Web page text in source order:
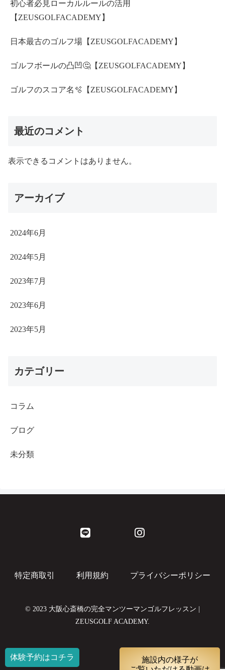
初心者必見ローカルルールの活用
【ZEUSGOLFACADEMY】
日本最古のゴルフ場【ZEUSGOLFACADEMY】
ゴルフボールの凸凹🤔【ZEUSGOLFACADEMY】
ゴルフのスコア名🫧【ZEUSGOLFACADEMY】
最近のコメント
表示できるコメントはありません。
アーカイブ
2024年6月
2024年5月
2023年7月
2023年6月
2023年5月
カテゴリー
コラム
ブログ
未分類
体験予約はコチラ
施設内の様子が
特定商取引 利用規約 プライバシーポリシー
© 2023 大阪心斎橋の完全マンツーマンゴルフレッスン |
ZEUSGOLF ACADEMY.